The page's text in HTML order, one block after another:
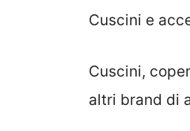
Cuscini e
Cuscini,
altri brand di